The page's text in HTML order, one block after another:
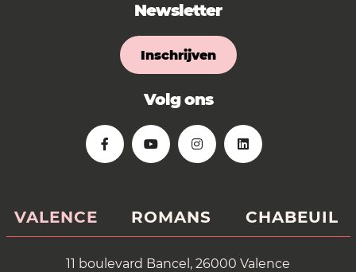
Newsletter
Inschrijven
Volg ons
VALENCE ROMANS CHABEUIL
11 boulevard Bancel, 26000 Valence